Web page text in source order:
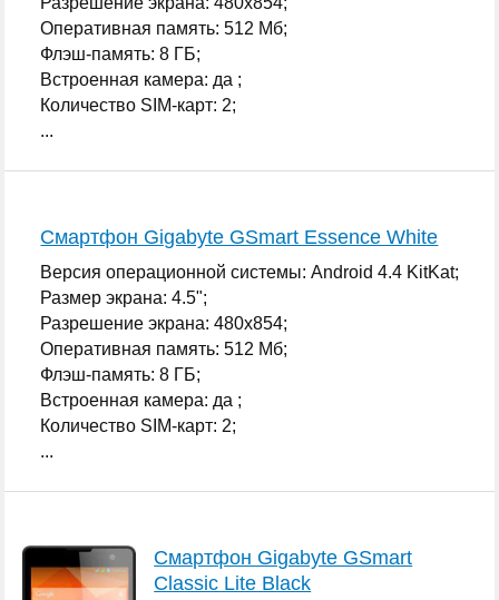
Оперативная память: 512 Мб;
Флэш-память: 8 ГБ;
Встроенная камера: да ;
Количество SIM-карт: 2;
...
Смартфон Gigabyte GSmart Essence White
Версия операционной системы: Android 4.4 KitKat;
Размер экрана: 4.5";
Разрешение экрана: 480x854;
Оперативная память: 512 Мб;
Флэш-память: 8 ГБ;
Встроенная камера: да ;
Количество SIM-карт: 2;
...
Смартфон Gigabyte GSmart
Classic Lite Black